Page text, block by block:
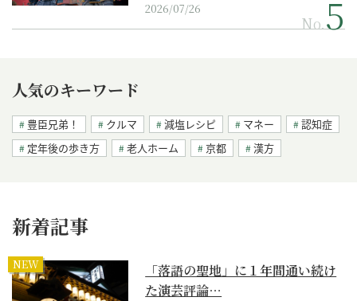
2026/07/26
No.
人気のキーワード
豊臣兄弟！ クルマ 減塩レシピ マネー
認知症
定年後の歩き方
老人ホーム 京都 漢方
新着記事
NEW
「落語の聖地」に１年間通い続け
た演芸評論…